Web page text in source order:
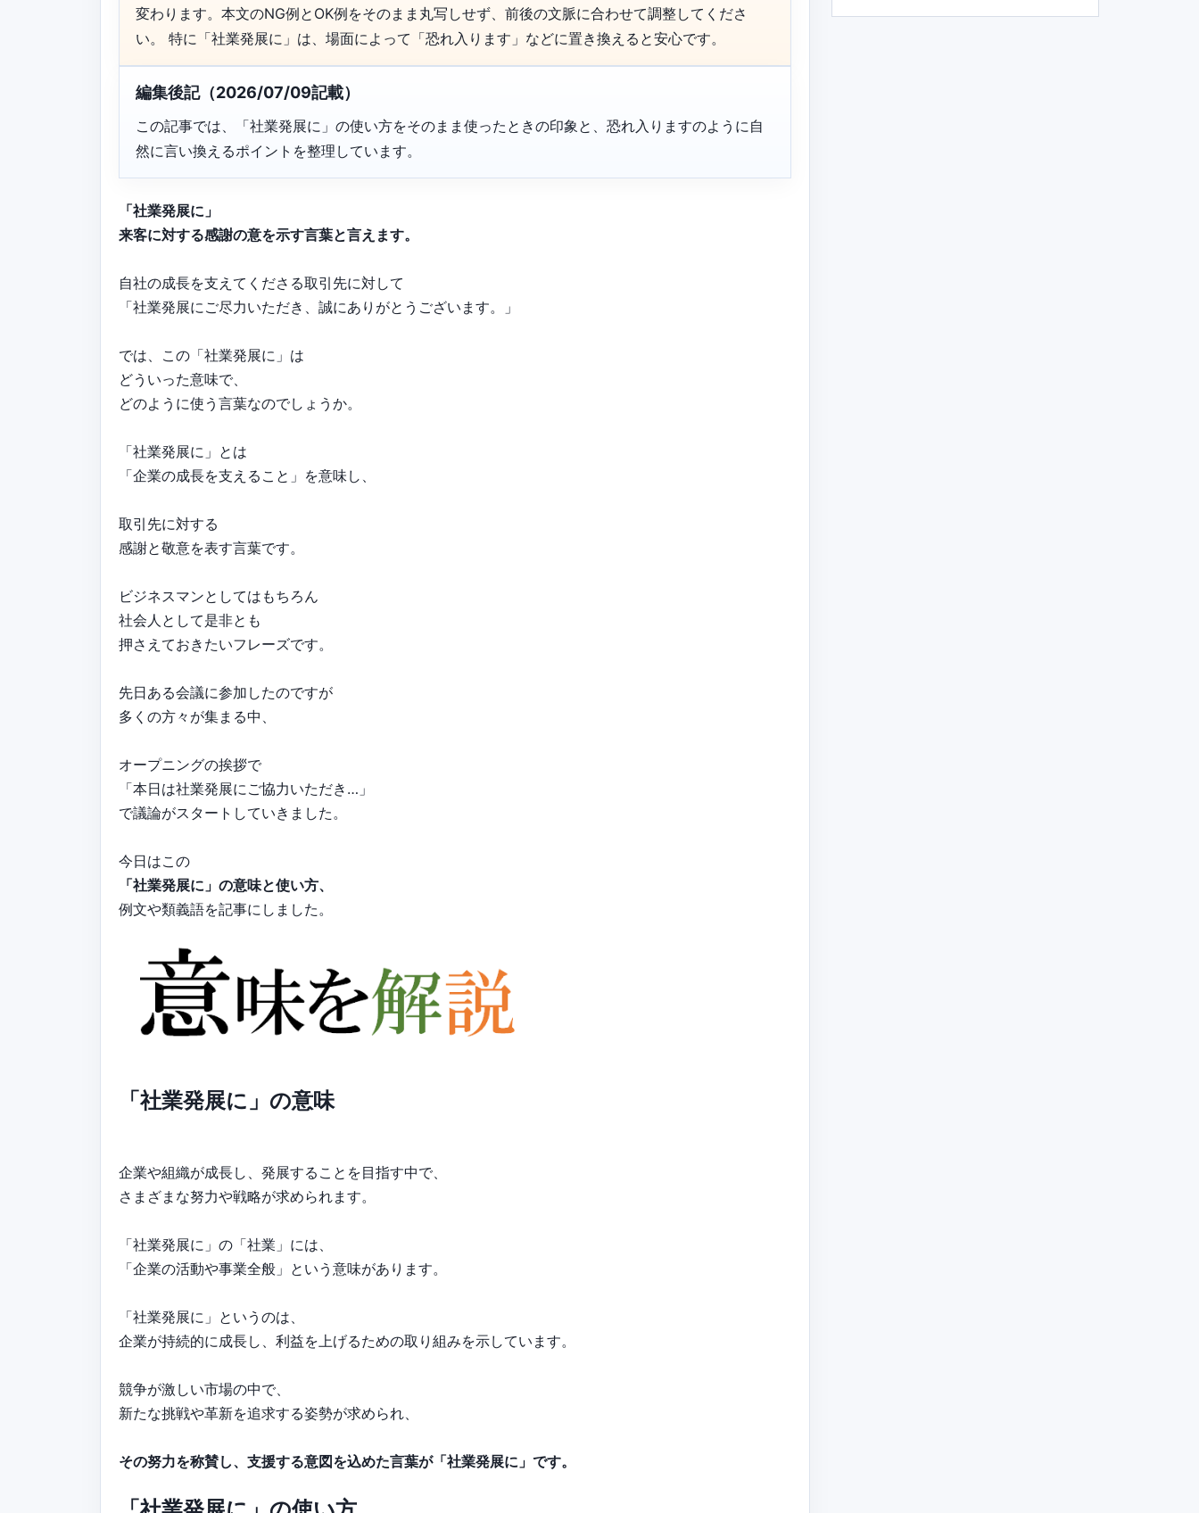
変わります。本文のNG例とOK例をそのまま丸写しせず、前後の文脈に合わせて調整してくださ
い。 特に「社業発展に」は、場面によって「恐れ入ります」などに置き換えると安心です。
編集後記（2026/07/09記載）
この記事では、「社業発展に」の使い方をそのまま使ったときの印象と、恐れ入りますのように自
然に言い換えるポイントを整理しています。
「社業発展に」
来客に対する感謝の意を示す言葉と言えます。
自社の成長を支えてくださる取引先に対して
「社業発展にご尽力いただき、誠にありがとうございます。」
では、この「社業発展に」は
どういった意味で、
どのように使う言葉なのでしょうか。
「社業発展に」とは
「企業の成長を支えること」を意味し、
取引先に対する
感謝と敬意を表す言葉です。
ビジネスマンとしてはもちろん
社会人として是非とも
押さえておきたいフレーズです。
先日ある会議に参加したのですが
多くの方々が集まる中、
オープニングの挨拶で
「本日は社業発展にご協力いただき…」
で議論がスタートしていきました。
今日はこの
「社業発展に」の意味と使い方、
例文や類義語を記事にしました。
「社業発展に」の意味
企業や組織が成長し、発展することを目指す中で、
さまざまな努力や戦略が求められます。
「社業発展に」の「社業」には、
「企業の活動や事業全般」という意味があります。
「社業発展に」というのは、
企業が持続的に成長し、利益を上げるための取り組みを示しています。
競争が激しい市場の中で、
新たな挑戦や革新を追求する姿勢が求められ、
その努力を称賛し、支援する意図を込めた言葉が「社業発展に」です。